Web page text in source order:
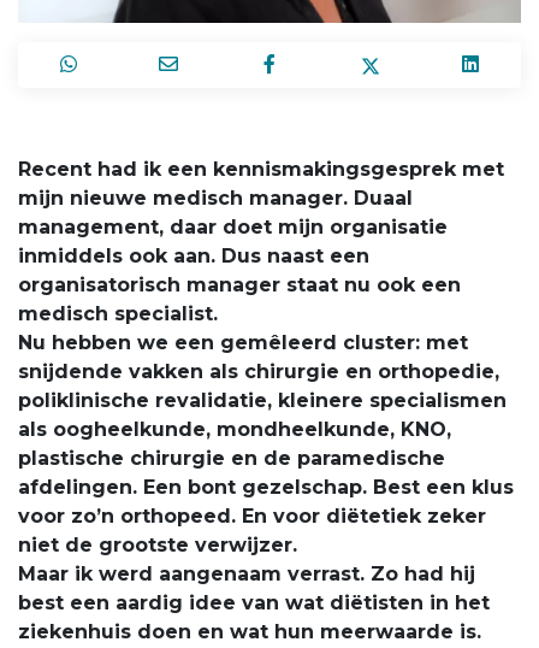
Recent had ik een kennismakingsgesprek met
mijn nieuwe medisch manager. Duaal
management, daar doet mijn organisatie
inmiddels ook aan. Dus naast een
organisatorisch manager staat nu ook een
medisch specialist.
Nu hebben we een gemêleerd cluster: met
snijdende vakken als chirurgie en orthopedie,
poliklinische revalidatie, kleinere specialismen
als oogheelkunde, mondheelkunde, KNO,
plastische chirurgie en de paramedische
afdelingen. Een bont gezelschap. Best een klus
voor zo’n orthopeed. En voor diëtetiek zeker
niet de grootste verwijzer.
Maar ik werd aangenaam verrast. Zo had hij
best een aardig idee van wat diëtisten in het
ziekenhuis doen en wat hun meerwaarde is.